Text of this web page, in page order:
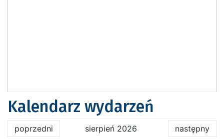
Kalendarz wydarzeń
poprzedni sierpień 2026 następny